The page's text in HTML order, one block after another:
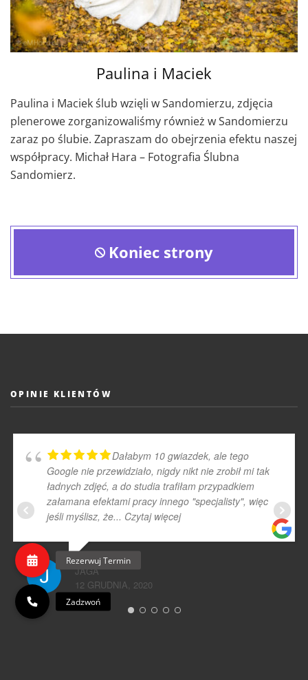
Paulina i Maciek
Paulina i Maciek ślub wzięli w Sandomierzu, zdjęcia
plenerowe zorganizowaliśmy również w Sandomierzu
zaraz po ślubie. Zapraszam do obejrzenia efektu naszej
współpracy. Michał Hara – Fotografia Ślubna
Sandomierz.
Koniec strony
OPINIE KLIENTÓW
Dałabym 10 gwiazdek, ale tego
Google nie przewidziało, nigdy nikt nie zrobił mi tak
ładnych zdjęć, a do studia trafiłam przypadkiem
załamana efektami pracy innego "specjalisty", więc
jeśli myślisz, że... Czytaj więcej
JAGA
12 GRUDNIA, 2020